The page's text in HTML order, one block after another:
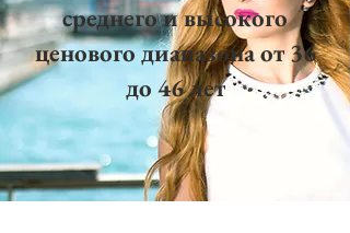
среднего и высокого
ценового диапазона от 36
до 46 лет